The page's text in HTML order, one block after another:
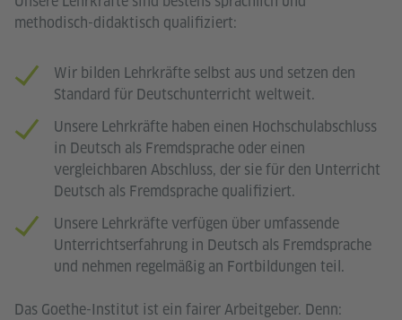
methodisch-didaktisch qualifiziert:
Wir bilden Lehrkräfte selbst aus und setzen den
Standard für Deutschunterricht weltweit.
Unsere Lehrkräfte haben einen Hochschulabschluss
in Deutsch als Fremdsprache oder einen
vergleichbaren Abschluss, der sie für den Unterricht
Deutsch als Fremdsprache qualifiziert.
Unsere Lehrkräfte verfügen über umfassende
Unterrichtserfahrung in Deutsch als Fremdsprache
und nehmen regelmäßig an Fortbildungen teil.
Das Goethe-Institut ist ein fairer Arbeitgeber. Denn: